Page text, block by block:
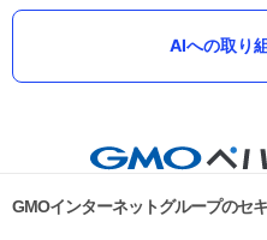
AIへの取り
GMOインターネットグループのセ